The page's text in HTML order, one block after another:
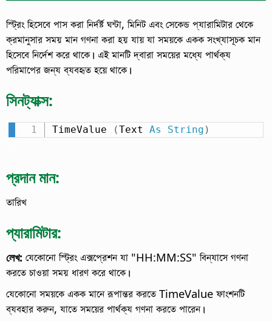
স্ট্রিং হিসেবে পাস করা নির্দর্ষ্ট ঘন্টা, মিনিট এবং সেকেন্ড প্যারামিটার থেকে
ক্রমানুসার সময় মান গণনা করা হয় যায় যা সময়কে একক সংখ্যাসূচক মান
হিসেবে নির্দেশ করে থাকে। এই মানটি দ্বারা সময়ের মধ্যে পার্থক্য
পরিমাপের জন্য ব্যবহৃত হয়ে থাকে।
সিনট্যাক্স:
TimeValue (Text As String )
প্রদান মান:
তারিখ
প্যারামিটার:
লেখ: যেকোনো স্ট্রিং এক্সপ্রেশন যা "HH:MM:SS" বিন্যাসে গণনা
করতে চাওয়া সময় ধারণ করে থাকে।
যেকোনো সময়কে একক মানে রূপান্তর করতে TimeValue ফাংশনটি
ব্যবহার করুন, যাতে সময়ের পার্থক্য গণনা করতে পারেন।